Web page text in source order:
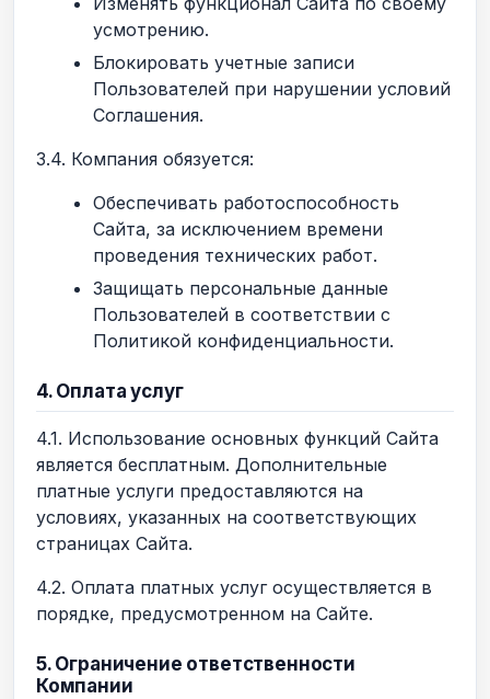
усмотрению.
Блокировать учетные записи
Пользователей при нарушении условий
Соглашения.
3.4. Компания обязуется:
Обеспечивать работоспособность
Сайта, за исключением времени
проведения технических работ.
Защищать персональные данные
Пользователей в соответствии с
Политикой конфиденциальности.
4. Оплата услуг
4.1. Использование основных функций Сайта
является бесплатным. Дополнительные
платные услуги предоставляются на
условиях, указанных на соответствующих
страницах Сайта.
4.2. Оплата платных услуг осуществляется в
порядке, предусмотренном на Сайте.
5. Ограничение ответственности
Компании